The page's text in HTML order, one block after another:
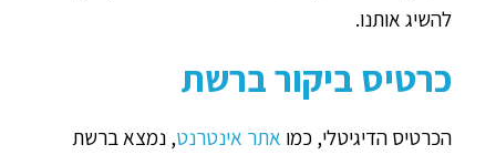
להשיג אותנו.
כרטיס ביקור ברשת
הכרטיס הדיגיטלי, כמו אתר אינטרנט, נמצא ברשת